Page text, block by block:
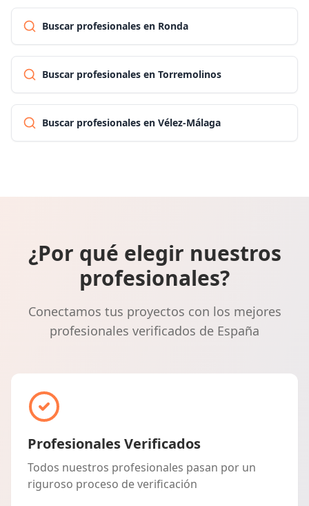
Buscar profesionales en Ronda
Buscar profesionales en Torremolinos
Buscar profesionales en Vélez-Málaga
¿Por qué elegir nuestros
profesionales?
Conectamos tus proyectos con los mejores
profesionales verificados de España
Profesionales Verificados
Todos nuestros profesionales pasan por un
riguroso proceso de verificación